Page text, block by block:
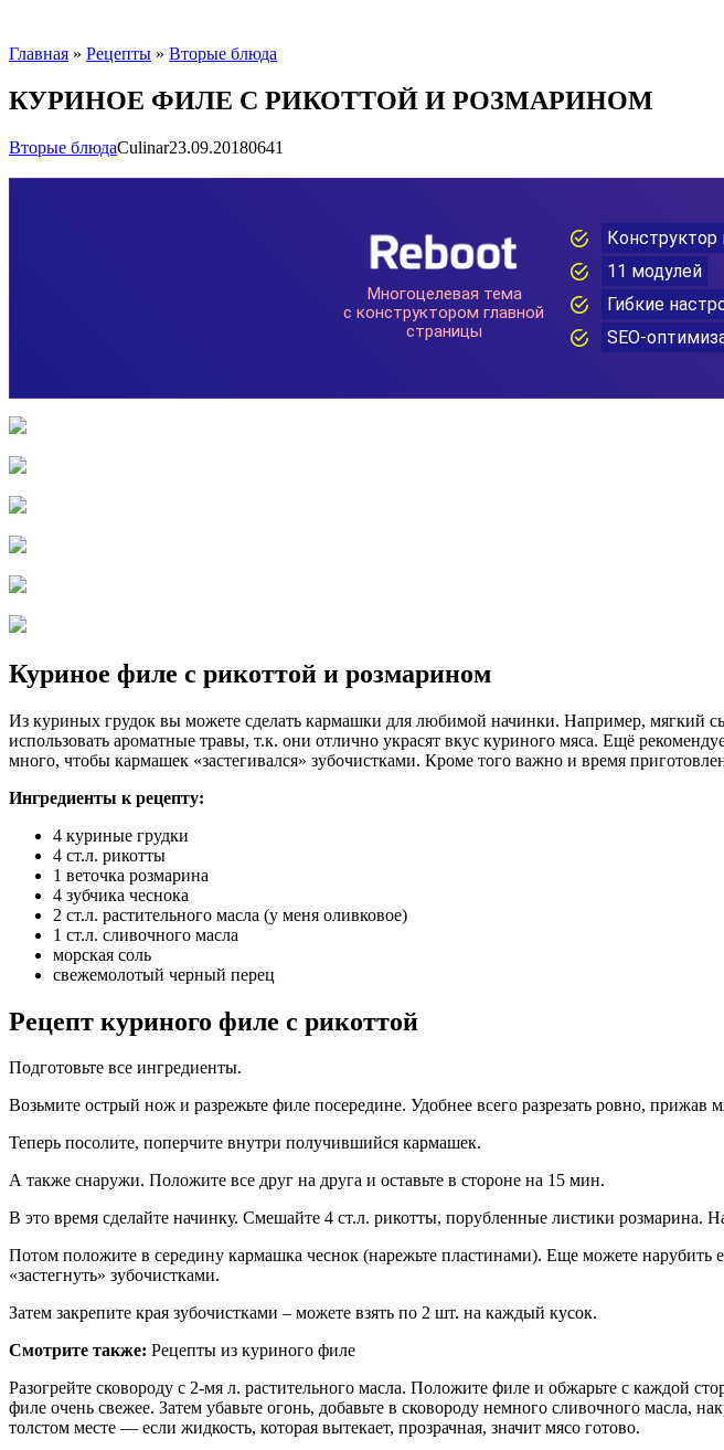
Главная » Рецепты » Вторые блюда
КУРИНОЕ ФИЛЕ С РИКОТТОЙ И РОЗМАРИНОМ
Вторые блюдаСulinar23.09.20180641
Куриное филе с рикоттой и розмарином
Из куриных грудок вы можете сделать кармашки для любимой начинки. Например, мягкий
использовать ароматные травы, т.к. они отлично украсят вкус куриного мяса. Ещё
много, чтобы кармашек «застегивался» зубочистками. Кроме того важно и время
Ингредиенты к рецепту:
4 куриные грудки
4 ст.л. рикотты
1 веточка розмарина
4 зубчика чеснока
2 ст.л. растительного масла (у меня оливковое)
1 ст.л. сливочного масла
морская соль
свежемолотый черный перец
Рецепт куриного филе с рикоттой
Подготовьте все ингредиенты.
Возьмите острый нож и разрежьте филе посередине. Удобнее всего разрезать ровно, прижав
Теперь посолите, поперчите внутри получившийся кармашек.
А также снаружи. Положите все друг на друга и оставьте в стороне на 15 мин.
В это время сделайте начинку. Смешайте 4 ст.л. рикотты, порубленные листики розмарина.
Потом положите в середину кармашка чеснок (нарежьте пластинами). Еще можете
«застегнуть» зубочистками.
Затем закрепите края зубочистками – можете взять по 2 шт. на каждый кусок.
Смотрите также: Рецепты из куриного филе
Разогрейте сковороду с 2-мя л. растительного масла. Положите филе и обжарьте с каждой
филе очень свежее. Затем убавьте огонь, добавьте в сковороду немного сливочного
толстом месте — если жидкость, которая вытекает, прозрачная, значит мясо готово.